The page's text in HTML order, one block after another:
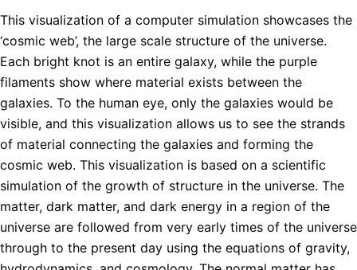
This visualization of a computer simulation showcases the
‘cosmic web’, the large scale structure of the universe.
Each bright knot is an entire galaxy, while the purple
filaments show where material exists between the
galaxies. To the human eye, only the galaxies would be
visible, and this visualization allows us to see the strands
of material connecting the galaxies and forming the
cosmic web. This visualization is based on a scientific
simulation of the growth of structure in the universe. The
matter, dark matter, and dark energy in a region of the
universe are followed from very early times of the universe
through to the present day using the equations of gravity,